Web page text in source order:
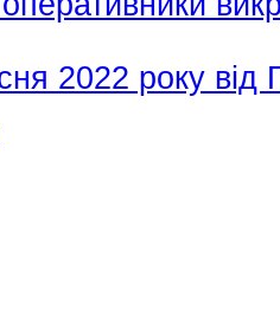
2022 року від